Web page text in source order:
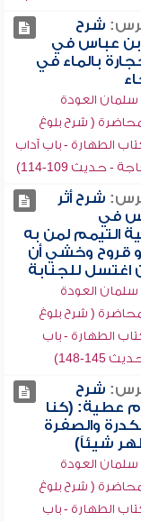
شرح
عباس في
بالماء في
سلمان العودة
( شرح بلوغ
الطهارة - باب آداب
- حديث 109-114)
شرح أثر
في
التيمم لمن به
قروح وخشي أن
اغتسل للجنابة
سلمان العودة
( شرح بلوغ
الطهارة - باب
145-148)
شرح
عطية: (كنا
والصفرة
شيئاً)
سلمان العودة
( شرح بلوغ
الطهارة - باب